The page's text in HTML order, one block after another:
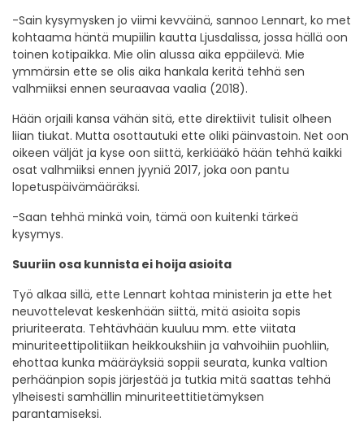
-Sain kysymysken jo viimi kevväinä, sannoo Lennart, ko met
kohtaama häntä mupiilin kautta Ljusdalissa, jossa hällä oon
toinen kotipaikka. Mie olin alussa aika eppäilevä. Mie
ymmärsin ette se olis aika hankala keritä tehhä sen
valhmiiksi ennen seuraavaa vaalia (2018).
Hään orjaili kansa vähän sitä, ette direktiivit tulisit olheen
liian tiukat. Mutta osottautuki ette oliki päinvastoin. Net oon
oikeen väljät ja kyse oon siittä, kerkiääkö hään tehhä kaikki
osat valhmiiksi ennen jyyniä 2017, joka oon pantu
lopetuspäivämääräksi.
-Saan tehhä minkä voin, tämä oon kuitenki tärkeä
kysymys.
Suuriin osa kunnista ei hoija asioita
Työ alkaa sillä, ette Lennart kohtaa ministerin ja ette het
neuvottelevat keskenhään siittä, mitä asioita sopis
priuriteerata. Tehtävhään kuuluu mm. ette viitata
minuriteettipolitiikan heikkoukshiin ja vahvoihiin puohliin,
ehottaa kunka määräyksiä soppii seurata, kunka valtion
perhäänpion sopis järjestää ja tutkia mitä saattas tehhä
ylheisesti samhällin minuriteettitietämyksen
parantamiseksi.